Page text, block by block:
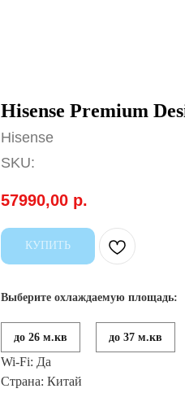
Hisense Premium
Hisense
SKU:
57990,00 р.
КУПИТЬ
Выберите охлаждаемую площадь:
до 26 м.кв до 37 м.кв
Wi-Fi: Да
Страна: Китай